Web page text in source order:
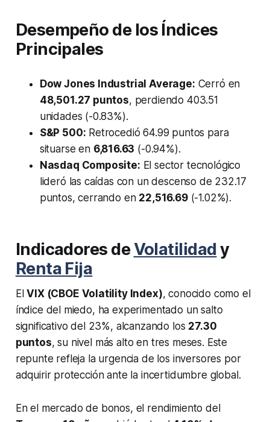
Desempeño de los Índices
Principales
Dow Jones Industrial Average: Cerró en
48,501.27 puntos, perdiendo 403.51
unidades (-0.83%).
S&P 500: Retrocedió 64.99 puntos para
situarse en 6,816.63 (-0.94%).
Nasdaq Composite: El sector tecnológico
lideró las caídas con un descenso de 232.17
puntos, cerrando en 22,516.69(-1.02%).
Indicadores deVolatilidady
Renta Fija
ElVIX (CBOE Volatility Index), conocido como el
índice del miedo, ha experimentado un salto
significativo del 23%, alcanzando los 27.30
puntos, su nivel más alto en tres meses. Este
repunte refleja la urgencia de los inversores por
adquirir protección ante la incertidumbre global.
En el mercado de bonos, el rendimiento del